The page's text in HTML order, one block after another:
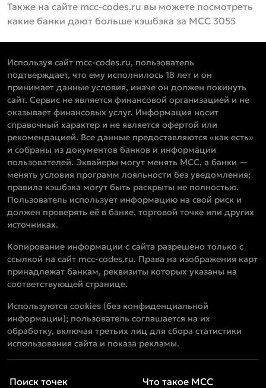
Также на сайте mcc-codes.ru вы можете посмотреть
какие банки дают больше кэшбэка за MCC 3055
Используя сайт mcc-codes.ru, пользователь
подтверждает, что ему исполнилось 18 лет и он
принимает данные условия, иначе он должен покинуть
сайт. Сервис не является финансовой организацией и не
оказывает финансовых услуг. Информация носит
справочный характер и не является офертой или
рекомендацией. Все данные предоставляются «как есть»
и собраны из документов банков и информации
пользователей. Эквайеры могут менять MCC, а банки —
менять условия программ лояльности без уведомления;
правила кэшбэка могут быть раскрыты не полностью.
Пользователь использует информацию на свой риск и
должен проверять её в банке, торговой точке или других
источниках.
Копирование информации с сайта разрешено только с
ссылкой на сайт mcc-codes.ru. Права на изображения карт
принадлежат банкам, реквизиты которых указаны на
соответствующей странице.
Используются cookies (без конфиденциальной
информации); пользователь соглашается на их
обработку, включая третьих лиц для сбора статистики
использования сайта и показа рекламы.
Поиск точек Что такое MCC